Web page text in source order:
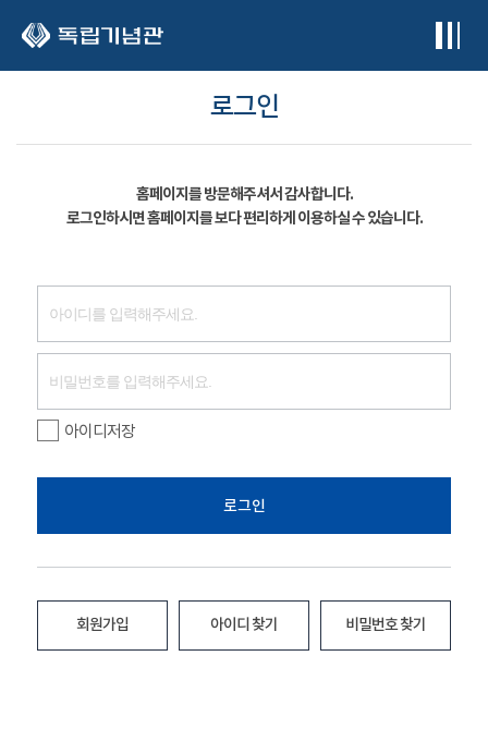
로그인
홈페이지를 방문해주셔서 감사합니다.
로그인하시면 홈페이지를 보다 편리하게 이용하실 수 있습니다.
아이디저장
로그인
회원가입 아이디 찾기 비밀번호 찾기